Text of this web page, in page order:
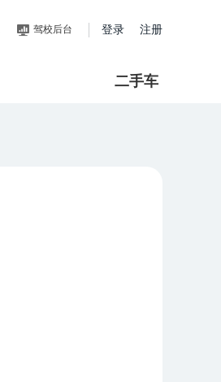
驾校后台 登录 注册
二手车